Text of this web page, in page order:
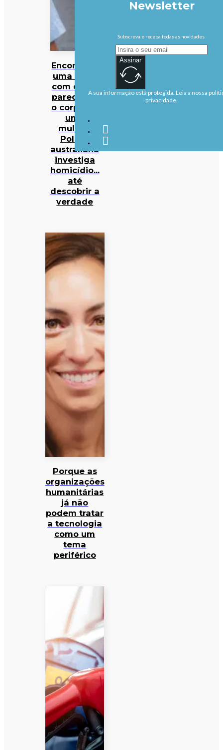
Encontram
uma mala
com o que
parece ser
o corpo de
uma
mulher.
Polícia
australiana
investiga
homicídio…
até
descobrir a
verdade
Porque as
organizações
humanitárias
já não
podem tratar
a tecnologia
como um
tema
periférico
Newsletter
Subscreva e receba todas as novidades.
Assinar
A sua informação está protegida. Leia a nossa
privacidade.